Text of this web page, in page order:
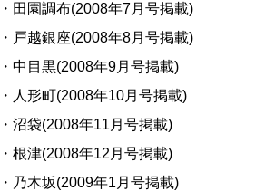
田園調布(2008年7月号掲載)
戸越銀座(2008年8月号掲載)
中目黒(2008年9月号掲載)
人形町(2008年10月号掲載)
沼袋(2008年11月号掲載)
根津(2008年12月号掲載)
乃木坂(2009年1月号掲載)